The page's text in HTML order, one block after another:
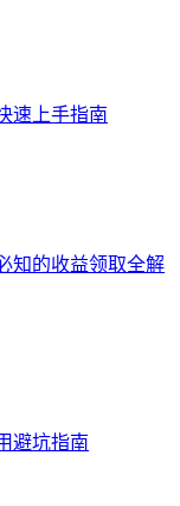
速上手指南
知的收益领取全解
避坑指南